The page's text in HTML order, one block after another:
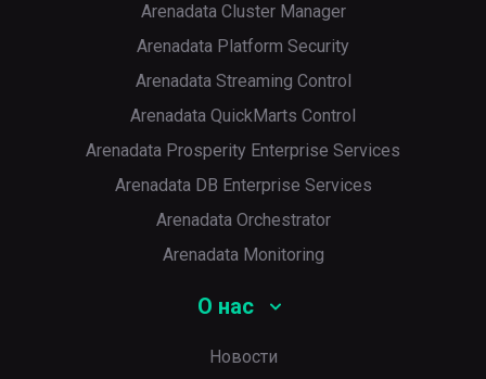
Arenadata Cluster Manager
Arenadata Platform Security
Arenadata Streaming Control
Arenadata QuickMarts Control
Arenadata Prosperity Enterprise Services
Arenadata DB Enterprise Services
Arenadata Orchestrator
Arenadata Monitoring
О нас
Новости